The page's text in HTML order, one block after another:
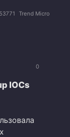
Trend Micro
0
IOCs